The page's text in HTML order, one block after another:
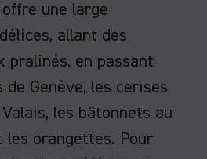
offre une large
allant des
pralinés, en passant
de Genève, les cerises
les bâtonnets au
les orangettes. Pour